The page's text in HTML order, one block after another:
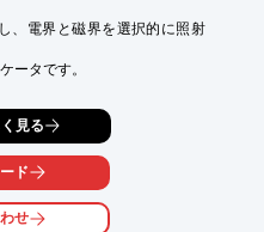
、電界と磁界を選択的に照射
ータです。
波電力のデジタルモニタ表示
た、915MHz、2.45GHz、
おります。
なカスタマイズが可能となっ
見る
ド
せ